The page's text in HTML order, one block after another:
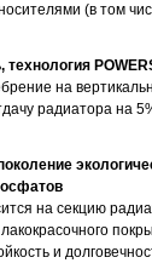
(в том
на
радиатора на
на секцию
и